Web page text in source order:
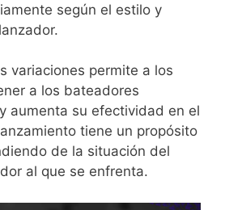
según el estilo y
variaciones permite a los
a los bateadores
aumenta su efectividad en el
tiene un propósito
de la situación del
al que se enfrenta.